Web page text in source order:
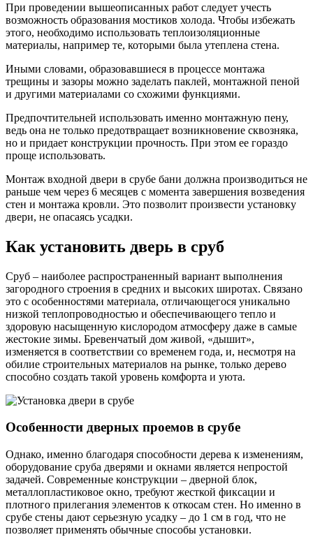
При проведении вышеописанных работ следует учесть
возможность образования мостиков холода. Чтобы избежать
этого, необходимо использовать теплоизоляционные
материалы, например те, которыми была утеплена стена.
Иными словами, образовавшиеся в процессе монтажа
трещины и зазоры можно заделать паклей, монтажной пеной
и другими материалами со схожими функциями.
Предпочтительней использовать именно монтажную пену,
ведь она не только предотвращает возникновение сквозняка,
но и придает конструкции прочность. При этом ее гораздо
проще использовать.
Монтаж входной двери в срубе бани должна производиться не
раньше чем через 6 месяцев с момента завершения возведения
стен и монтажа кровли. Это позволит произвести установку
двери, не опасаясь усадки.
Как установить дверь в сруб
Сруб – наиболее распространенный вариант выполнения
загородного строения в средних и высоких широтах. Связано
это с особенностями материала, отличающегося уникально
низкой теплопроводностью и обеспечивающего тепло и
здоровую насыщенную кислородом атмосферу даже в самые
жестокие зимы. Бревенчатый дом живой, «дышит»,
изменяется в соответствии со временем года, и, несмотря на
обилие строительных материалов на рынке, только дерево
способно создать такой уровень комфорта и уюта.
Особенности дверных проемов в срубе
Однако, именно благодаря способности дерева к изменениям,
оборудование сруба дверями и окнами является непростой
задачей. Современные конструкции – дверной блок,
металлопластиковое окно, требуют жесткой фиксации и
плотного прилегания элементов к откосам стен. Но именно в
срубе стены дают серьезную усадку – до 1 см в год, что не
позволяет применять обычные способы установки.